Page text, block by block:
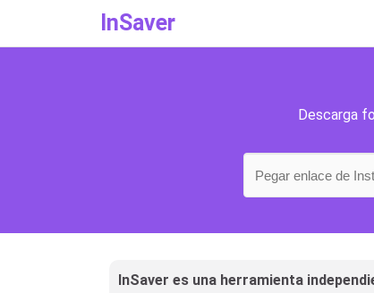
InSaver
Descarga
InSaver es una herramienta